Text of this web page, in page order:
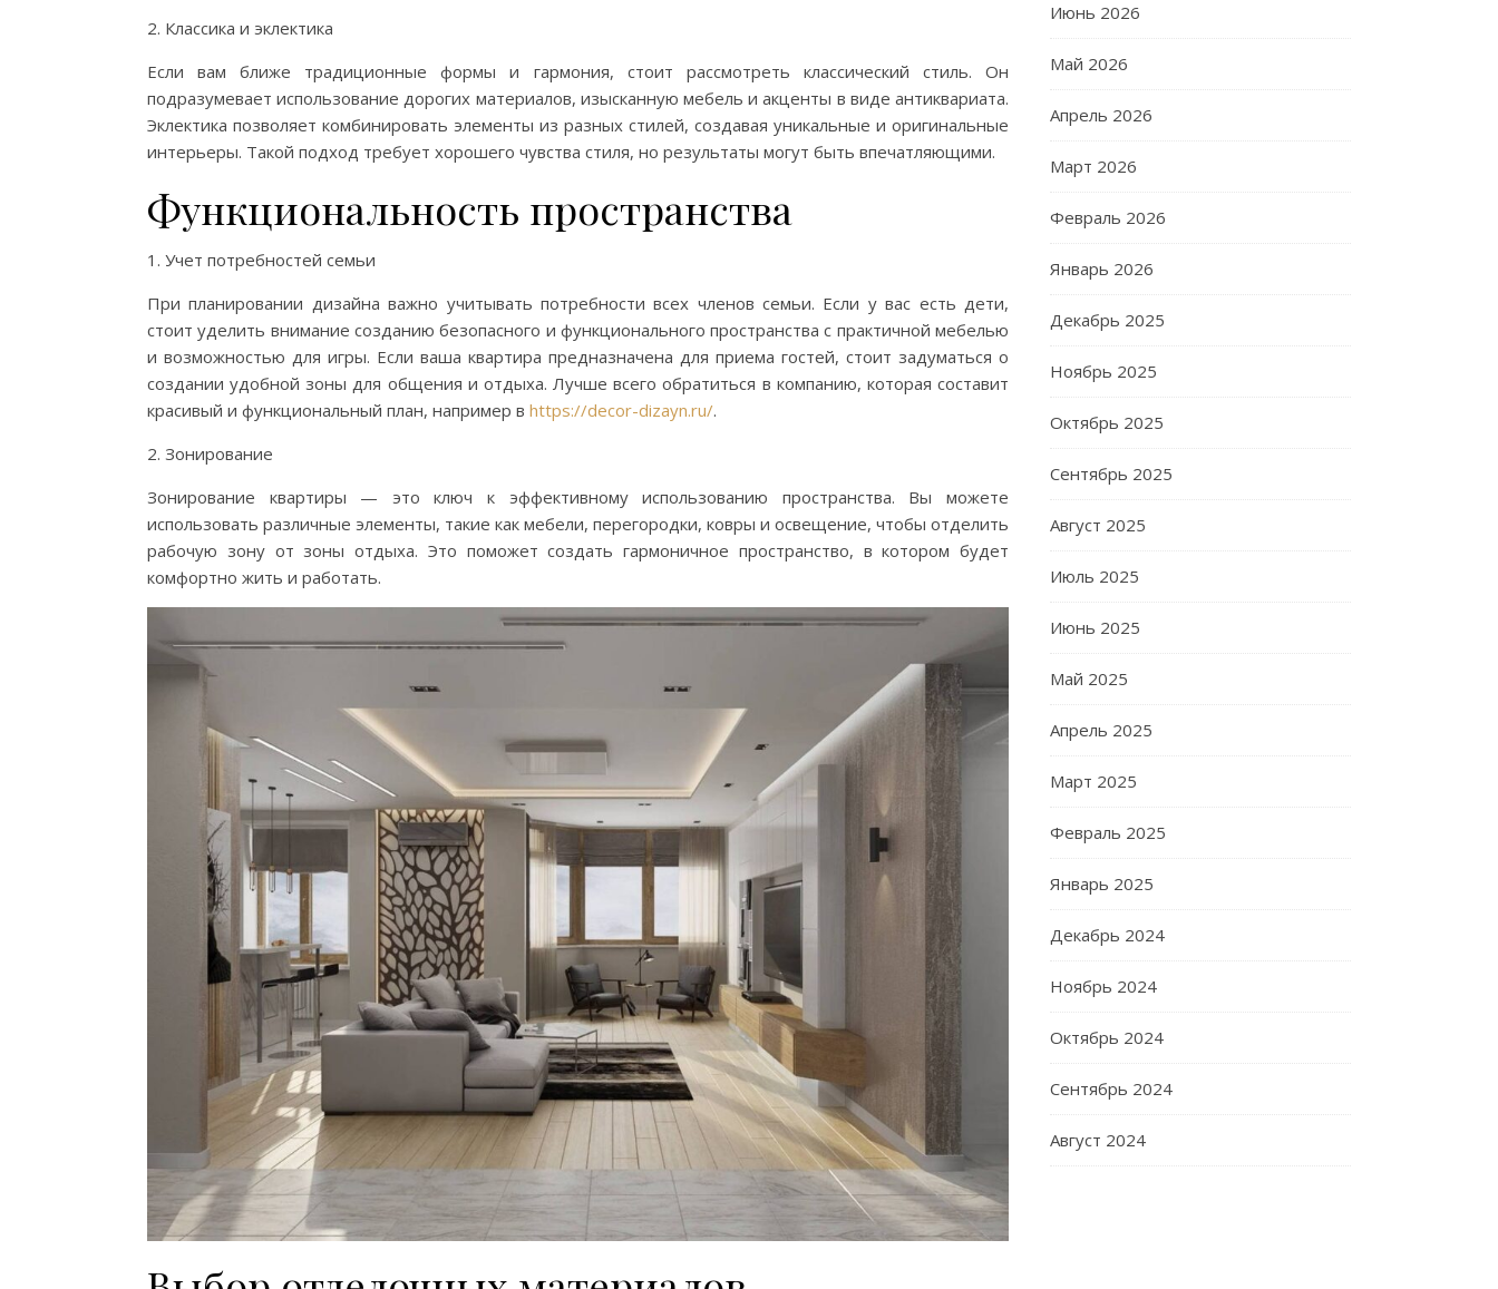
2. Классика и эклектика
Если вам ближе традиционные формы и гармония, стоит рассмотреть классический стиль. Он
подразумевает использование дорогих материалов, изысканную мебель и акценты в виде антиквариата.
Эклектика позволяет комбинировать элементы из разных стилей, создавая уникальные и оригинальные
интерьеры. Такой подход требует хорошего чувства стиля, но результаты могут быть впечатляющими.
Функциональность пространства
1. Учет потребностей семьи
При планировании дизайна важно учитывать потребности всех членов семьи. Если у вас есть дети,
стоит уделить внимание созданию безопасного и функционального пространства с практичной мебелью
и возможностью для игры. Если ваша квартира предназначена для приема гостей, стоит задуматься о
создании удобной зоны для общения и отдыха. Лучше всего обратиться в компанию, которая составит
красивый и функциональный план, например в https://decor-dizayn.ru/.
2. Зонирование
Зонирование квартиры — это ключ к эффективному использованию пространства. Вы можете
использовать различные элементы, такие как мебели, перегородки, ковры и освещение, чтобы отделить
рабочую зону от зоны отдыха. Это поможет создать гармоничное пространство, в котором будет
комфортно жить и работать.
Июнь 2026
Май 2026
Апрель 2026
Март 2026
Февраль 2026
Январь 2026
Декабрь 2025
Ноябрь 2025
Октябрь 2025
Сентябрь 2025
Август 2025
Июль 2025
Июнь 2025
Май 2025
Апрель 2025
Март 2025
Февраль 2025
Январь 2025
Декабрь 2024
Ноябрь 2024
Октябрь 2024
Сентябрь 2024
Август 2024